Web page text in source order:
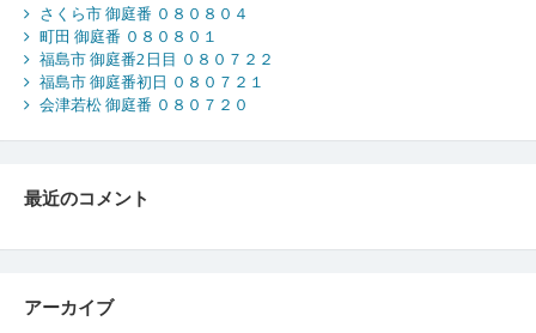
さくら市 御庭番 ０８０８０４
町田 御庭番 ０８０８０１
福島市 御庭番2日目 ０８０７２２
福島市 御庭番初日 ０８０７２１
会津若松 御庭番 ０８０７２０
最近のコメント
アーカイブ